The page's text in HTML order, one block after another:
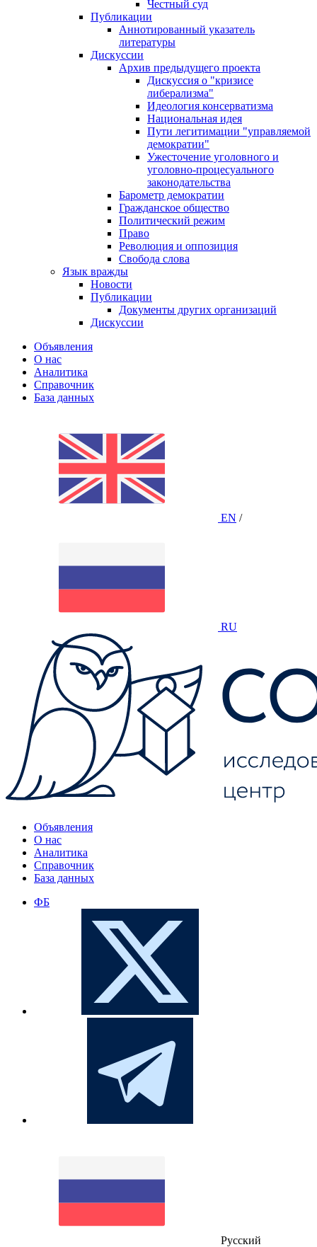
Честный суд
Публикации
Аннотированный указатель
литературы
Дискуссии
Архив предыдущего проекта
Дискуссия о "кризисе
либерализма"
Идеология консерватизма
Национальная идея
Пути легитимации "управляемой
демократии"
Ужесточение уголовного и
уголовно-процесуального
законодательства
Барометр демократии
Гражданское общество
Политический режим
Право
Революция и оппозиция
Свобода слова
Язык вражды
Новости
Публикации
Документы других организаций
Дискуссии
Объявления
О нас
Аналитика
Справочник
База данных
EN /
RU
Объявления
О нас
Аналитика
Справочник
База данных
ФБ
Русский